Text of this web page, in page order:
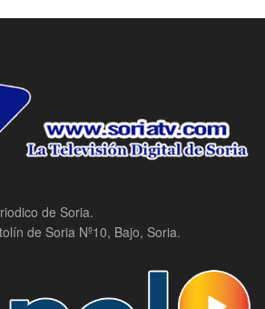
de Soria.
de Soria Nº10, Bajo, Soria.